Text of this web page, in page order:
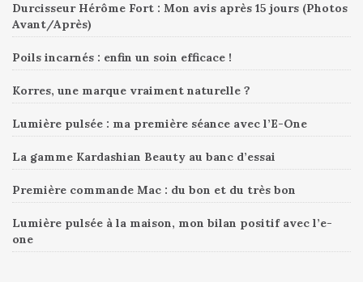
Durcisseur Hérôme Fort : Mon avis après 15 jours (Photos
Avant/Après)
Poils incarnés : enfin un soin efficace !
Korres, une marque vraiment naturelle ?
Lumière pulsée : ma première séance avec l’E-One
La gamme Kardashian Beauty au banc d’essai
Première commande Mac : du bon et du très bon
Lumière pulsée à la maison, mon bilan positif avec l’e-
one